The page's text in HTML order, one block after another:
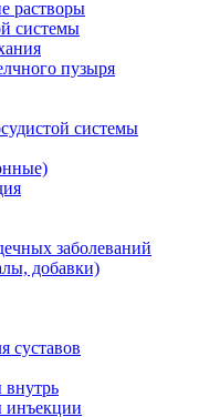
растворы
системы
пузыря
системы
заболеваний
добавки)
суставов
внутрь
инъекции